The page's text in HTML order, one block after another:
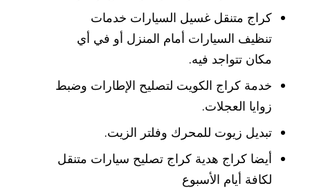
كراج متنقل غسيل السيارات خدمات
تنظيف السيارات أمام المنزل أو في أي
مكان تتواجد فيه.
خدمة كراج الكويت لتصليح الإطارات وضبط
زوايا العجلات.
تبديل زيوت للمحرك وفلتر الزيت.
أيضا كراج هدية كراج تصليح سيارات متنقل
لكافة أيام الأسبوع